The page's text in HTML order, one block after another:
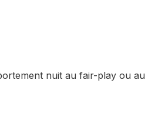
nuit au fair-play ou au